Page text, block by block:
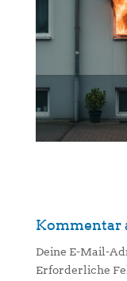
Kommentar
Deine E-Mail-
Erforderliche